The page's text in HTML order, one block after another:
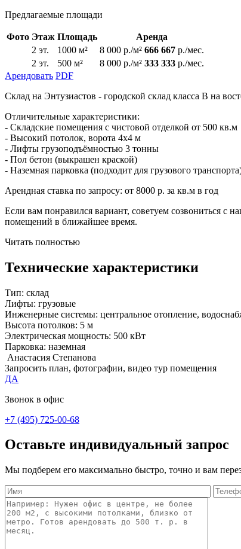
Предлагаемые площади
Фото Этаж Площадь
Аренда
2 эт.
1000 м² 8 000 р./м² 666 667 р./мес.
2 эт.
500 м² 8 000 р./м² 333 333 р./мес.
Арендовать PDF
Склад на Энтузиастов - городской склад класса В на
Отличительные характеристики:
- Складские помещения с чистовой отделкой от 500 кв.м
- Высокий потолок, ворота 4х4 м
- Лифты грузоподъёмностью 3 тонны
- Пол бетон (выкрашен краской)
- Наземная парковка (подходит для грузового
Арендная ставка по запросу: от 8000 р. за кв.м в год
Если вам понравился вариант, советуем созвониться с
помещений в ближайшее время.
Читать полностью
Технические характеристики
Тип: склад
Лифты: грузовые
Инженерные системы: центральное отопление,
Высота потолков: 5 м
Электрическая мощность: 500 кВт
Парковка: наземная
Анастасия Степанова
Запросить план, фотографии, видео тур помещения
ДА
Звонок в офис
+7 (495) 725-00-68
Оставьте индивидуальный запрос
Мы подберем его максимально быстро, точно и вам